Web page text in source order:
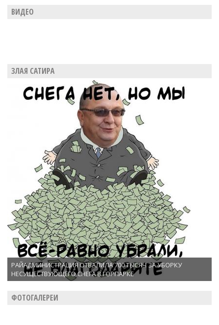
ВИДЕО
ЗЛАЯ САТИРА
РАЙАДМИНИСТРАЦИЯ ОТВАЛИЛА 700 ТЫСЯЧ ЗА УБОРКУ
НЕСУЩЕСТВУЮЩЕГО СНЕГА В ГОРПАРКЕ
ФОТОГАЛЕРЕИ